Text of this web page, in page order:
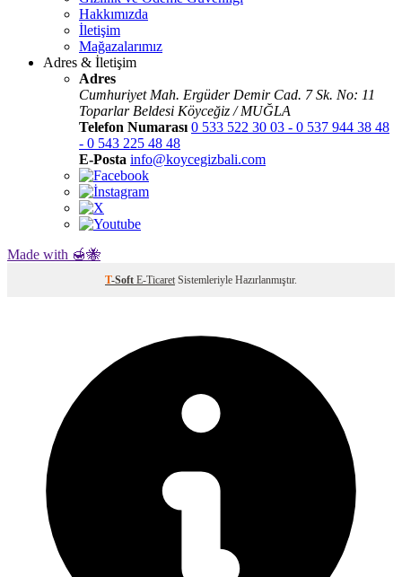
Hakkımızda
İletişim
Mağazalarımız
Adres & İletişim
Adres
Cumhuriyet Mah. Ergüder Demir Cad. 7 Sk. No: 11
Toparlar Beldesi Köyceğiz / MUĞLA
Telefon Numarası 0 533 522 30 03 - 0 537 944 38 48
- 0 543 225 48 48
E-Posta info@koycegizbali.com
Made with 🍯🐝
T-Soft E-Ticaret Sistemleriyle Hazırlanmıştır.